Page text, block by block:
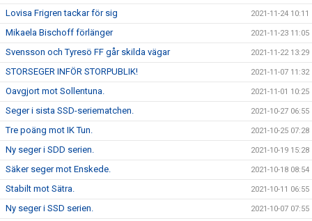
Lovisa Frigren tackar för sig 2021-11-24 10:11
Mikaela Bischoff förlänger 2021-11-23 11:05
Svensson och Tyresö FF går skilda vägar 2021-11-22 13:29
STORSEGER INFÖR STORPUBLIK! 2021-11-07 11:32
Oavgjort mot Sollentuna. 2021-11-01 10:25
Seger i sista SSD-seriematchen. 2021-10-27 06:55
Tre poäng mot IK Tun. 2021-10-25 07:28
Ny seger i SDD serien. 2021-10-19 15:28
Säker seger mot Enskede. 2021-10-18 08:54
Stabilt mot Sätra. 2021-10-11 06:55
Ny seger i SSD serien. 2021-10-07 07:55